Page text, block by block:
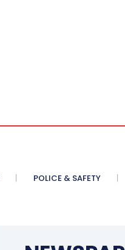
POLICE & SAFETY